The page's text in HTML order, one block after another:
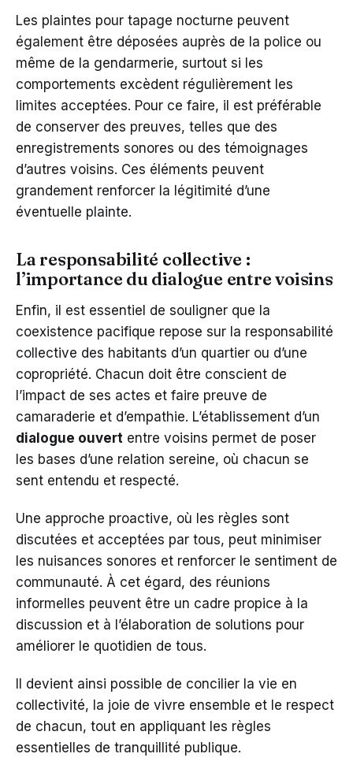
Les plaintes pour tapage nocturne peuvent
également être déposées auprès de la police ou
même de la gendarmerie, surtout si les
comportements excèdent régulièrement les
limites acceptées. Pour ce faire, il est préférable
de conserver des preuves, telles que des
enregistrements sonores ou des témoignages
d’autres voisins. Ces éléments peuvent
grandement renforcer la légitimité d’une
éventuelle plainte.
La responsabilité collective :
l’importance du dialogue entre voisins
Enfin, il est essentiel de souligner que la
coexistence pacifique repose sur la responsabilité
collective des habitants d’un quartier ou d’une
copropriété. Chacun doit être conscient de
l’impact de ses actes et faire preuve de
camaraderie et d’empathie. L’établissement d’un
dialogue ouvert entre voisins permet de poser
les bases d’une relation sereine, où chacun se
sent entendu et respecté.
Une approche proactive, où les règles sont
discutées et acceptées par tous, peut minimiser
les nuisances sonores et renforcer le sentiment de
communauté. À cet égard, des réunions
informelles peuvent être un cadre propice à la
discussion et à l’élaboration de solutions pour
améliorer le quotidien de tous.
Il devient ainsi possible de concilier la vie en
collectivité, la joie de vivre ensemble et le respect
de chacun, tout en appliquant les règles
essentielles de tranquillité publique.